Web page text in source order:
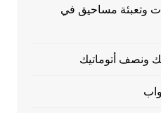
وتعبئة مساحيق في
ونصف أتوماتيك